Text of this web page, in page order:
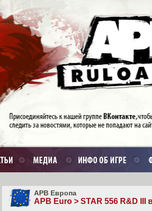
APB Европа
APB Euro > STAR 556 R&D III